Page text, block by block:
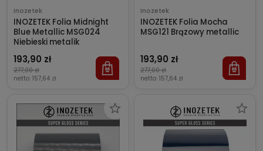
Inozetek
INOZETEK Folia Midnight
Blue Metallic MSG024
Niebieski metalik
193,90 zł
277,00 zł
netto: 157,64 zł
Inozetek
INOZETEK Folia Mocha
MSG121 Brązowy metallic
193,90 zł
277,00 zł
netto: 157,64 zł